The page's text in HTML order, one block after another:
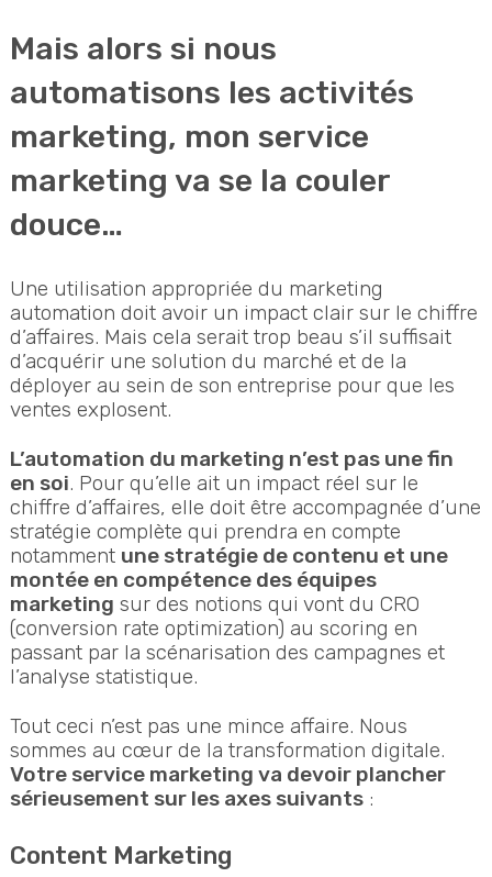
Mais alors si nous
automatisons les activités
marketing, mon service
marketing va se la couler
douce…
Une utilisation appropriée du marketing
automation doit avoir un impact clair sur le chiffre
d’affaires. Mais cela serait trop beau s’il suffisait
d’acquérir une solution du marché et de la
déployer au sein de son entreprise pour que les
ventes explosent.
L’automation du marketing n’est pas une fin
en soi. Pour qu’elle ait un impact réel sur le
chiffre d’affaires, elle doit être accompagnée d’une
stratégie complète qui prendra en compte
notamment une stratégie de contenu et une
montée en compétence des équipes
marketing sur des notions qui vont du CRO
(conversion rate optimization) au scoring en
passant par la scénarisation des campagnes et
l’analyse statistique.
Tout ceci n’est pas une mince affaire. Nous
sommes au cœur de la transformation digitale.
Votre service marketing va devoir plancher
sérieusement sur les axes suivants:
Content Marketing